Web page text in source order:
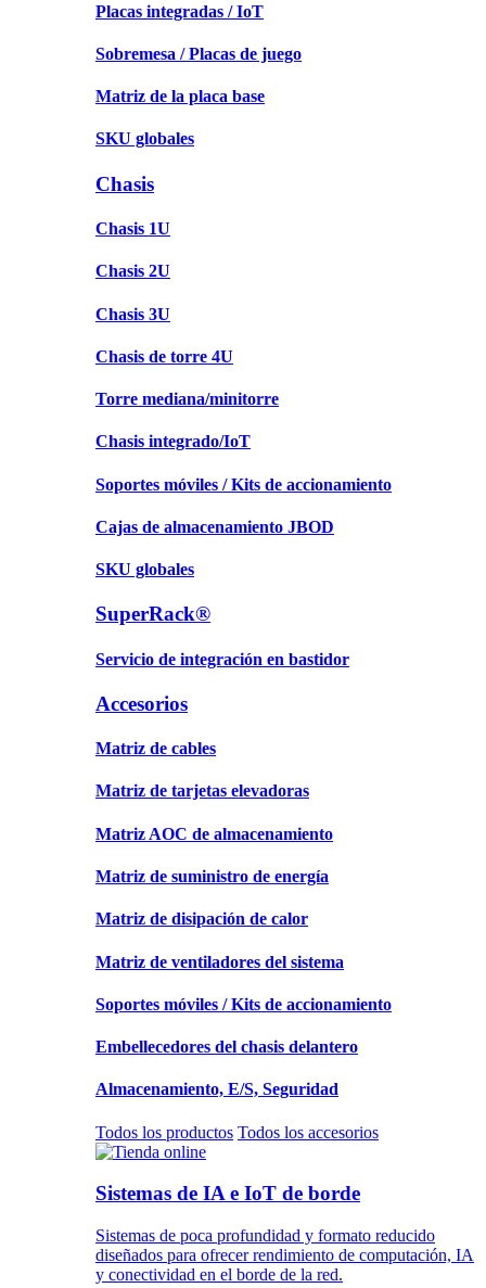
Placas integradas / IoT
Sobremesa / Placas de juego
Matriz de la placa base
SKU globales
Chasis
Chasis 1U
Chasis 2U
Chasis 3U
Chasis de torre 4U
Torre mediana/minitorre
Chasis integrado/IoT
Soportes móviles / Kits de accionamiento
Cajas de almacenamiento JBOD
SKU globales
SuperRack®
Servicio de integración en bastidor
Accesorios
Matriz de cables
Matriz de tarjetas elevadoras
Matriz AOC de almacenamiento
Matriz de suministro de energía
Matriz de disipación de calor
Matriz de ventiladores del sistema
Soportes móviles / Kits de accionamiento
Embellecedores del chasis delantero
Almacenamiento, E/S, Seguridad
Todos los productos Todos los accesorios
Sistemas de IA e IoT de borde
Sistemas de poca profundidad y formato reducido
diseñados para ofrecer rendimiento de computación, IA
y conectividad en el borde de la red.